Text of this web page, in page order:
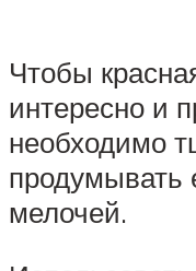
Чтобы
интересно и
необходимо
продумывать
мелочей.